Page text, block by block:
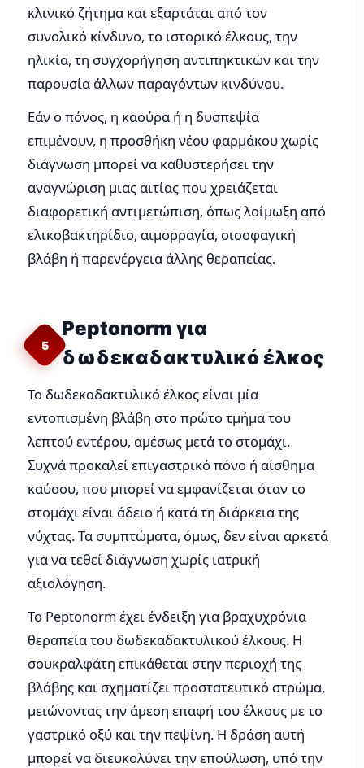
κλινικό ζήτημα και εξαρτάται από τον
συνολικό κίνδυνο, το ιστορικό έλκους, την
ηλικία, τη συγχορήγηση αντιπηκτικών και την
παρουσία άλλων παραγόντων κινδύνου.
Εάν ο πόνος, η καούρα ή η δυσπεψία
επιμένουν, η προσθήκη νέου φαρμάκου χωρίς
διάγνωση μπορεί να καθυστερήσει την
αναγνώριση μιας αιτίας που χρειάζεται
διαφορετική αντιμετώπιση, όπως λοίμωξη από
ελικοβακτηρίδιο, αιμορραγία, οισοφαγική
βλάβη ή παρενέργεια άλλης θεραπείας.
5
Peptonorm για
δωδεκαδακτυλικό έλκος
Το δωδεκαδακτυλικό έλκος είναι μία
εντοπισμένη βλάβη στο πρώτο τμήμα του
λεπτού εντέρου, αμέσως μετά το στομάχι.
Συχνά προκαλεί επιγαστρικό πόνο ή αίσθημα
καύσου, που μπορεί να εμφανίζεται όταν το
στομάχι είναι άδειο ή κατά τη διάρκεια της
νύχτας. Τα συμπτώματα, όμως, δεν είναι αρκετά
για να τεθεί διάγνωση χωρίς ιατρική
αξιολόγηση.
Το Peptonorm έχει ένδειξη για βραχυχρόνια
θεραπεία του δωδεκαδακτυλικού έλκους. Η
σουκραλφάτη επικάθεται στην περιοχή της
βλάβης και σχηματίζει προστατευτικό στρώμα,
μειώνοντας την άμεση επαφή του έλκους με το
γαστρικό οξύ και την πεψίνη. Η δράση αυτή
μπορεί να διευκολύνει την επούλωση, υπό την